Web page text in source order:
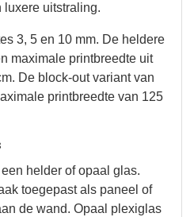
luxere uitstraling.
3, 5 en 10 mm. De heldere
maximale printbreedte uit
De block-out variant van
printbreedte van 125
helder of opaal glas.
toegepast als paneel of
de wand. Opaal plexiglas